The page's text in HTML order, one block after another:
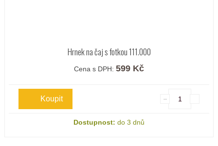
Hrnek na čaj s fotkou 111.000
Cena s DPH: 599 Kč
Dostupnost: do 3 dnů